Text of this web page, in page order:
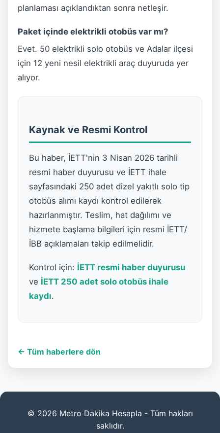
planlaması açıklandıktan sonra netleşir.
Paket içinde elektrikli otobüs var mı?
Evet. 50 elektrikli solo otobüs ve Adalar ilçesi
için 12 yeni nesil elektrikli araç duyuruda yer
alıyor.
Kaynak ve Resmi Kontrol
Bu haber, İETT'nin 3 Nisan 2026 tarihli
resmi haber duyurusu ve İETT ihale
sayfasındaki 250 adet dizel yakıtlı solo tip
otobüs alımı kaydı kontrol edilerek
hazırlanmıştır. Teslim, hat dağılımı ve
hizmete başlama bilgileri için resmi İETT/
İBB açıklamaları takip edilmelidir.
Kontrol için: İETT resmi haber duyurusu
ve İETT 250 adet solo otobüs ihale
kaydı.
← Tüm haberlere dön
© 2026 Metro Dakika Hesapla - Tüm hakları
saklıdır.